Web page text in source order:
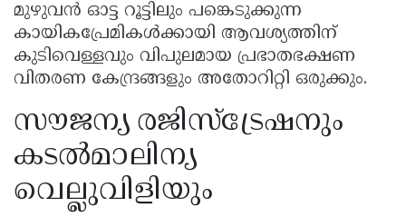
മുഴുവൻ ഓട്ട റൂട്ടിലും പങ്കെടുക്കുന്ന
കായികപ്രേമികൾക്കായി ആവശ്യത്തിന്
കുടിവെള്ളവും വിപുലമായ പ്രഭാതഭക്ഷണ
വിതരണ കേന്ദ്രങ്ങളും അതോറിറ്റി ഒരുക്കും.
സൗജന്യ രജിസ്ട്രേഷനും
കടൽമാലിന്യ
വെല്ലുവിളിയും